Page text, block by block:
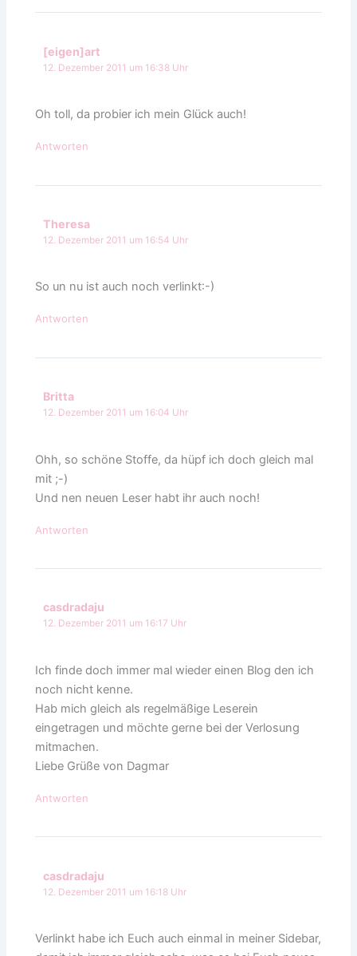
[eigen]art
12. Dezember 2011 um 16:38 Uhr
Oh toll, da probier ich mein Glück auch!
Antworten
Theresa
12. Dezember 2011 um 16:54 Uhr
So un nu ist auch noch verlinkt:-)
Antworten
Britta
12. Dezember 2011 um 16:04 Uhr
Ohh, so schöne Stoffe, da hüpf ich doch gleich mal
mit ;-)
Und nen neuen Leser habt ihr auch noch!
Antworten
casdradaju
12. Dezember 2011 um 16:17 Uhr
Ich finde doch immer mal wieder einen Blog den ich
noch nicht kenne.
Hab mich gleich als regelmäßige Leserein
eingetragen und möchte gerne bei der Verlosung
mitmachen.
Liebe Grüße von Dagmar
Antworten
casdradaju
12. Dezember 2011 um 16:18 Uhr
Verlinkt habe ich Euch auch einmal in meiner Sidebar,